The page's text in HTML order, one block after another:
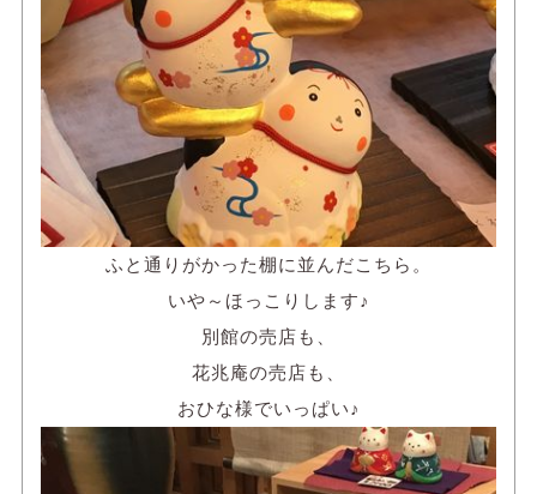
ふと通りがかった棚に並んだこちら。
いや～ほっこりします♪
別館の売店も、
花兆庵の売店も、
おひな様でいっぱい♪